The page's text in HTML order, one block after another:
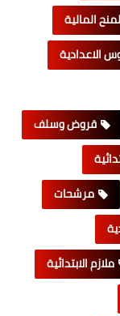
المالية
الاعدادية
قروض وسلف
مرشحات
ملازم الابتدائية